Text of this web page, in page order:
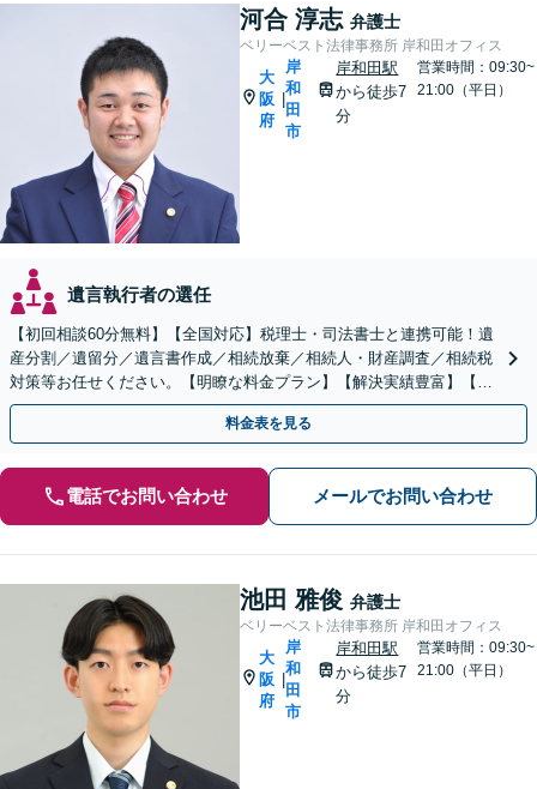
河合 淳志 弁護士
ベリーベスト法律事務所 岸和田オフィス
大
阪
府
岸
和
田
市
岸和田駅
から徒歩7
分
営業時間：09:30~
21:00（平日）
遺言執行者の選任
【初回相談60分無料】【全国対応】税理士・司法書士と連携可能！遺
産分割／遺留分／遺言書作成／相続放棄／相続人・財産調査／相続税
対策等お任せください。【明瞭な料金プラン】【解決実績豊富】【電
話相談可】
料金表を見る
電話でお問い合わせ メールでお問い合わせ
池田 雅俊 弁護士
ベリーベスト法律事務所 岸和田オフィス
大
阪
府
岸
和
田
市
岸和田駅
から徒歩7
分
営業時間：09:30~
21:00（平日）